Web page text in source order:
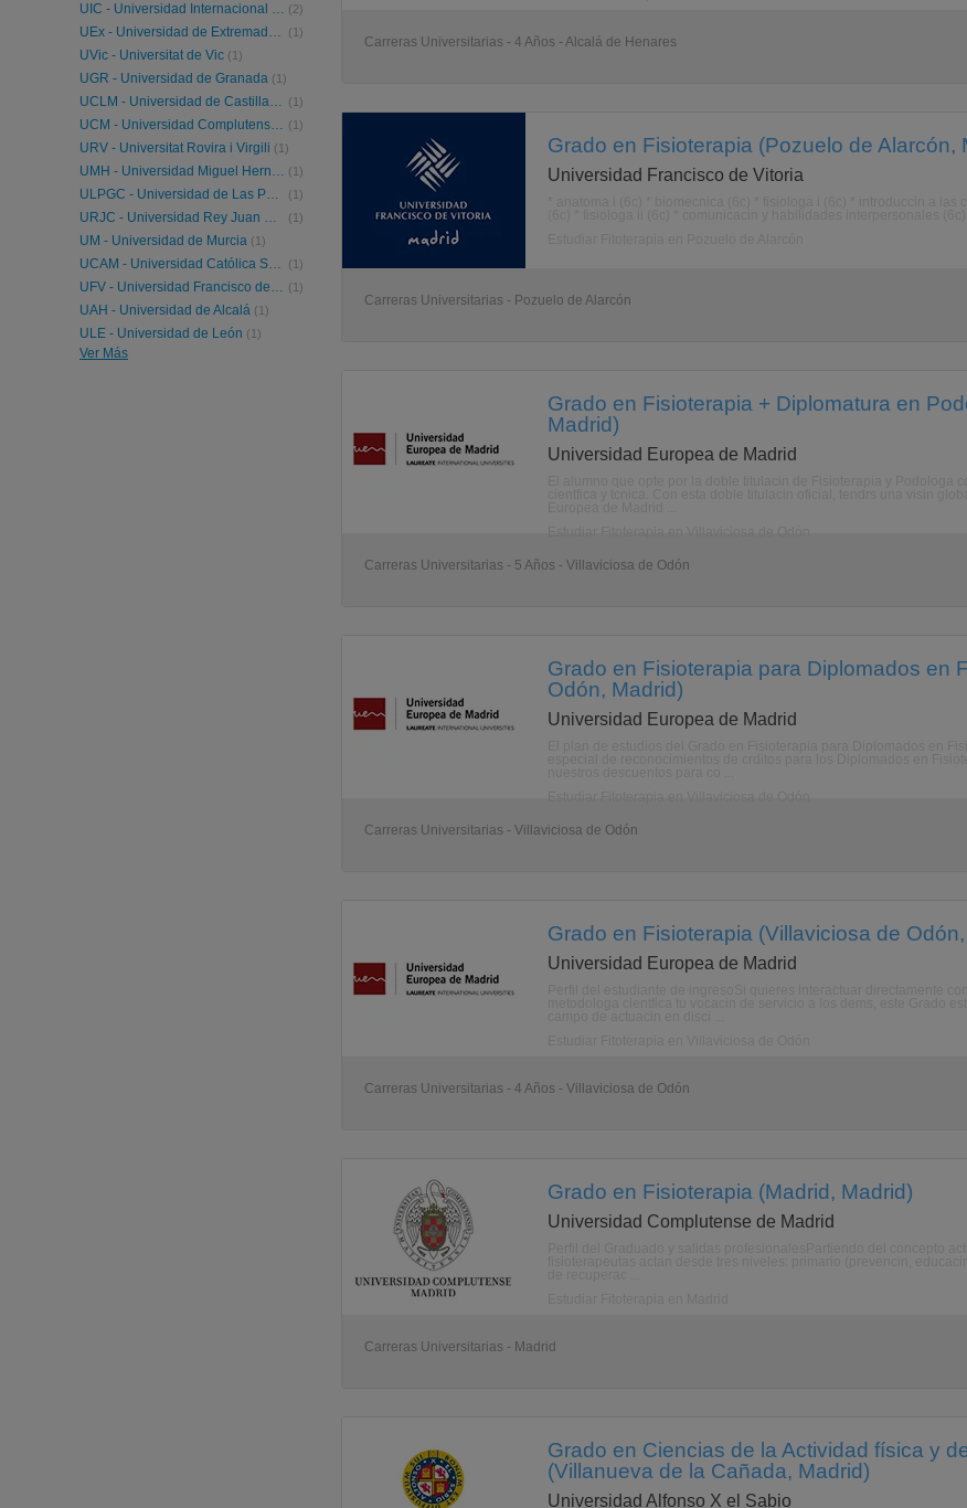
UIC - Universidad Internacional de Cataluña (2)
UEx - Universidad de Extremadura (1)
UVic - Universitat de Vic (1)
UGR - Universidad de Granada (1)
UCLM - Universidad de Castilla-La Mancha (1)
UCM - Universidad Complutense de Madrid (1)
URV - Universitat Rovira i Virgili (1)
UMH - Universidad Miguel Hernández de Elche (1)
ULPGC - Universidad de Las Palmas de Gran Canaria (1)
URJC - Universidad Rey Juan Carlos (1)
UM - Universidad de Murcia (1)
UCAM - Universidad Católica San Antonio Murcia (1)
UFV - Universidad Francisco de Vitoria (1)
UAH - Universidad de Alcalá (1)
ULE - Universidad de León (1)
URL - Universidad Ramon Llull
Ver Más
Carreras Universitarias - 4 Años - Alcalá de Henares
Grado en Fisioterapia (Pozuelo de Alarcón,
Universidad Francisco de Vitoria
Carreras Universitarias - Pozuelo de Alarcón
Grado en Fisioterapia + Diplomatura en
Madrid)
Universidad Europea de Madrid
Carreras Universitarias - 5 Años - Villaviciosa de Odón
Grado en Fisioterapia para Diplomados en
Odón, Madrid)
Universidad Europea de Madrid
Carreras Universitarias - Villaviciosa de Odón
Grado en Fisioterapia (Villaviciosa de
Universidad Europea de Madrid
Carreras Universitarias - 4 Años - Villaviciosa de Odón
Grado en Fisioterapia (Madrid, Madrid)
Universidad Complutense de Madrid
Carreras Universitarias - Madrid
Grado en Ciencias de la Actividad física y
(Villanueva de la Cañada, Madrid)
Universidad Alfonso X el Sabio